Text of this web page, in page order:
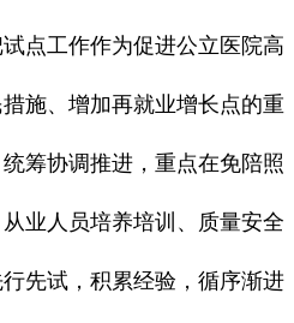
工作作为促进公立医院高
施、增加再就业增长点的重
筹协调推进，重点在免陪照
业人员培养培训、质量安全
先试，积累经验，循序渐进